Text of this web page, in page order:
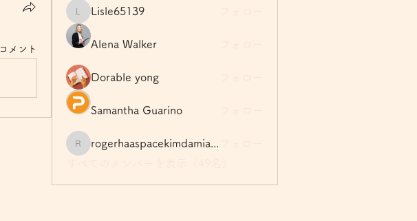
メント
Lisle65139
Lisle65139
Alena Walker
Dorable yong
Samantha Guarino
rogerhaaspacekimdamian057